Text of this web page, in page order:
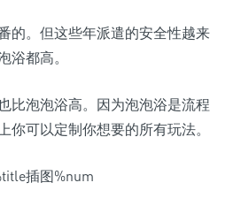
的。但这些年派遣的安全性越来
浴都高。
比泡泡浴高。因为泡泡浴是流程
你可以定制你想要的所有玩法。